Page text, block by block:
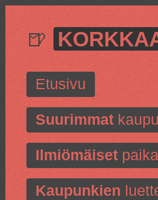
🍺
Etusivu
Suurimmat
Ilmiömäiset
Kaupunkien